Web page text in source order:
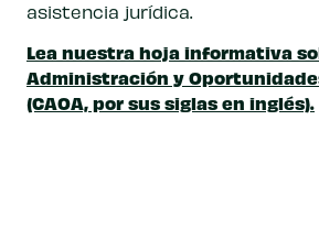
asistencia jurídica.
Lea nuestra hoja informativa
Administración y
(CAOA, por sus siglas en inglés).